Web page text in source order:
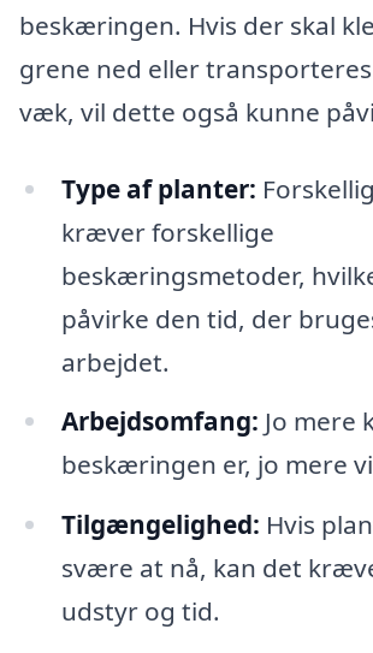
beskæringen. Hvis der skal
grene ned eller
væk, vil dette også kunne
Type af planter:
kræver forskellige
beskæringsmetoder,
påvirke den tid, der
arbejdet.
Arbejdsomfang: Jo mere
beskæringen er, jo mere
Tilgængelighed: Hvis
svære at nå, kan det
udstyr og tid.